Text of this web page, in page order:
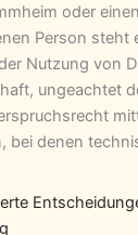
oder
Person steht
Nutzung von
ungeachtet
bei denen